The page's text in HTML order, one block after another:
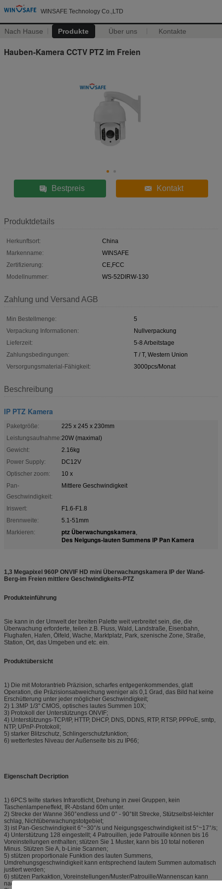
WINSAFE Technology Co.,LTD
Nach Hause Produkte Über uns Kontakte
Hauben-Kamera CCTV PTZ im Freien
Bestpreis Kontakt
Produktdetails
Herkunftsort:
China
Markenname:
WINSAFE
Zertifizierung:
CE,FCC
Modellnummer:
WS-52DIRW-130
Zahlung und Versand AGB
Min Bestellmenge:
5
Verpackung Informationen:
Nullverpackung
Lieferzeit:
5-8 Arbeitstage
Zahlungsbedingungen:
T / T, Western Union
Versorgungsmaterial-Fähigkeit:
3000pcs/Monat
Beschreibung
IP PTZ Kamera
Paketgröße:
225 x 245 x 230mm
Leistungsaufnahme:20W (maximal)
Gewicht:
2.16kg
Power Supply:
DC12V
Optischer zoom:
10 x
Pan-
Geschwindigkeit:
Mittlere Geschwindigkeit
Iriswert:
F1.6-F1.8
Brennweite:
5.1-51mm
Markieren:
ptz Überwachungskamera,
Des Neigungs-lauten Summens IP Pan Kamera
1,3 Megapixel 960P ONVIF HD mini Überwachungskamera IP der Wand-
Berg-im Freien mittlere Geschwindigkeits-PTZ
Produkteinführung
Sie kann in der Umwelt der breiten Palette weit verbreitet sein, die, die
Überwachung erforderte, teilen z.B. Fluss, Wald, Landstraße, Eisenbahn,
Flughafen, Hafen, Ölfeld, Wache, Marktplatz, Park, szenische Zone, Straße,
Station, Ort, das Umgeben und etc. ein.
Produktübersicht
1) Die mit Motorantrieb Präzision, scharfes entgegenkommendes, glatt
Operation, die Präzisionsabweichung weniger als 0,1 Grad, das Bild hat keine
Erschütterung unter jeder möglicher Geschwindigkeit;
2) 1.3MP 1/3" CMOS, optisches lautes Summen 10X;
3) Protokoll der Unterstützungs ONVIF;
4) Unterstützungs-TCP/IP, HTTP, DHCP, DNS, DDNS, RTP, RTSP, PPPoE, smtp,
NTP, UPnP-Protokoll;
5) starker Blitzschutz, Schlingerschutzfunktion;
6) wetterfestes Niveau der Außenseite bis zu IP66;
Eigenschaft Decription
1) 6PCS teilte starkes Infrarotlicht, Drehung in zwei Gruppen, kein
Taschenlampeneffekt, IR-Abstand 60m unter.
2) Strecke der Wanne 360°endless und 0° - 90°tilt Strecke, Stützselbst-leichter
schlag, Nichtüberwachungstotgebiet;
3) ist Pan-Geschwindigkeit 6°~30°/s und Neigungsgeschwindigkeit ist 5°~17°/s;
4) Unterstützung 128 eingestellt; 4 Patrouillen, jede Patrouille können bis 16
Voreinstellungen enthalten; stützen Sie 1 Muster, kann bis 10 total notieren
Minus. Stützen Sie A, b-Linie Scannen;
5) stützen proportionale Funktion des lauten Summens,
Umdrehungsgeschwindigkeit kann entsprechend lautem Summen automatisch
justiert werden;
6) stützen Parkaktion, Voreinstellungen/Muster/Patrouille/Wannenscan kann
nach einer definierten Zeit der Untätigkeit automatisch hervorrufen (enthalten